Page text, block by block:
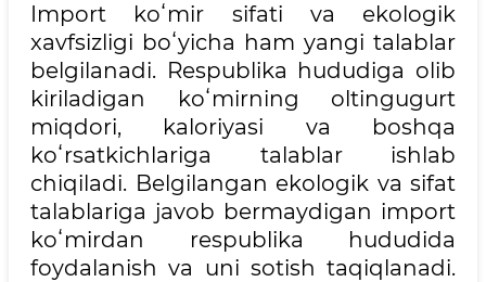
Import koʻmir sifati va ekologik
xavfsizligi boʻyicha ham yangi talablar
belgilanadi. Respublika hududiga olib
kiriladigan koʻmirning oltingugurt
miqdori, kaloriyasi va boshqa
koʻrsatkichlariga talablar ishlab
chiqiladi. Belgilangan ekologik va sifat
talablariga javob bermaydigan import
koʻmirdan respublika hududida
foydalanish va uni sotish taqiqlanadi.